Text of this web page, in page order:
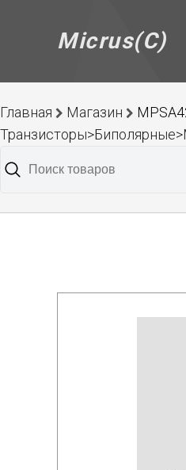
Micrus(C)
Главная Магазин